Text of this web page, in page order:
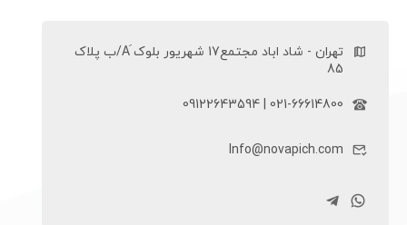
تهران - شاد اباد مجتمع17 شهریور بلوک َA/ب پلاک
85
021-66614800 | 09122643594
Info@novapich.com